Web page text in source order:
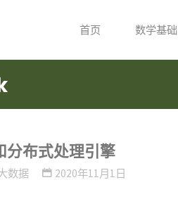
首页 数学基础
布式处理引擎
数据
2020年11月1日